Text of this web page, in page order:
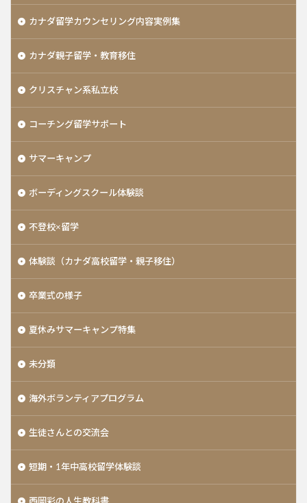
カナダ留学カウンセリング内容実例集
カナダ親子留学・教育移住
クリスチャン系私立校
コーチング留学サポート
サマーキャンプ
ボーディングスクール体験談
不登校×留学
体験談（カナダ高校留学・親子移住）
卒業式の様子
夏休みサマーキャンプ特集
未分類
海外ボランティアプログラム
生徒さんとの交流会
短期・1年中高校留学体験談